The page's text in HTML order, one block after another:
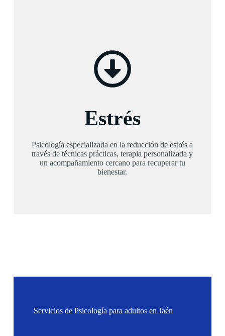
Estrés
Psicología especializada en la reducción de estrés a
través de técnicas prácticas, terapia personalizada y
un acompañamiento cercano para recuperar tu
bienestar.
Servicios de Psicología para adultos en Jaén